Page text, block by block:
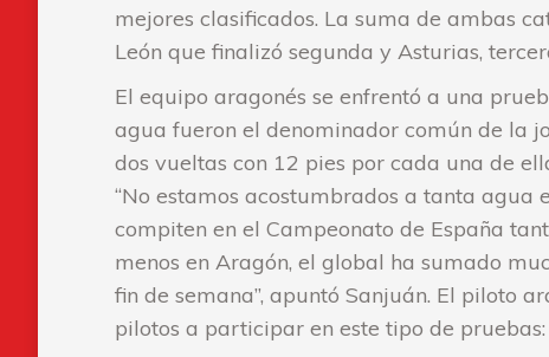
mejores clasificados. La suma de ambas
León que finalizó segunda y Asturias,
El equipo aragonés se enfrentó a una
agua fueron el denominador común de la
dos vueltas con 12 pies por cada una de
“No estamos acostumbrados a tanta agua
compiten en el Campeonato de España
menos en Aragón, el global ha sumado
fin de semana”, apuntó Sanjuán. El piloto
pilotos a participar en este tipo de